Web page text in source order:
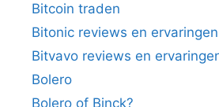
Bitcoin traden
Bitonic reviews en ervaringen
Bitvavo reviews en
Bolero
Bolero of Binck?